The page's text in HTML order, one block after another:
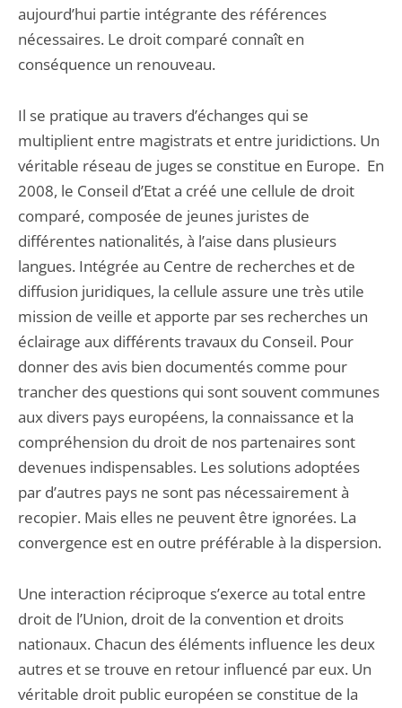
aujourd’hui partie intégrante des références
nécessaires. Le droit comparé connaît en
conséquence un renouveau.
Il se pratique au travers d’échanges qui se
multiplient entre magistrats et entre juridictions. Un
véritable réseau de juges se constitue en Europe. En
2008, le Conseil d’Etat a créé une cellule de droit
comparé, composée de jeunes juristes de
différentes nationalités, à l’aise dans plusieurs
langues. Intégrée au Centre de recherches et de
diffusion juridiques, la cellule assure une très utile
mission de veille et apporte par ses recherches un
éclairage aux différents travaux du Conseil. Pour
donner des avis bien documentés comme pour
trancher des questions qui sont souvent communes
aux divers pays européens, la connaissance et la
compréhension du droit de nos partenaires sont
devenues indispensables. Les solutions adoptées
par d’autres pays ne sont pas nécessairement à
recopier. Mais elles ne peuvent être ignorées. La
convergence est en outre préférable à la dispersion.
Une interaction réciproque s’exerce au total entre
droit de l’Union, droit de la convention et droits
nationaux. Chacun des éléments influence les deux
autres et se trouve en retour influencé par eux. Un
véritable droit public européen se constitue de la